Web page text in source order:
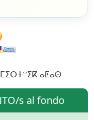
ⴰⵟⴰⵙ
s al fondo